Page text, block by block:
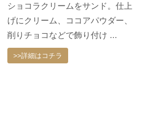
ショコラクリームをサンド。仕上
げにクリーム、ココアパウダー、
削りチョコなどで飾り付け ...
>>詳細はコチラ